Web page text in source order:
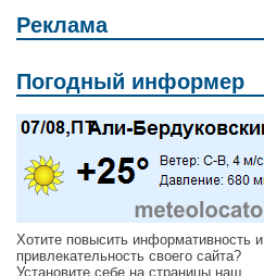
Реклама
Погодный информер
Хотите повысить информативность и
привлекательность своего сайта?
Установите себе на страницы наш